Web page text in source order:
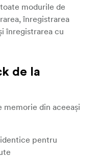
modurile de
înregistrarea
înregistrarea cu
de la
memorie din aceeași
pentru